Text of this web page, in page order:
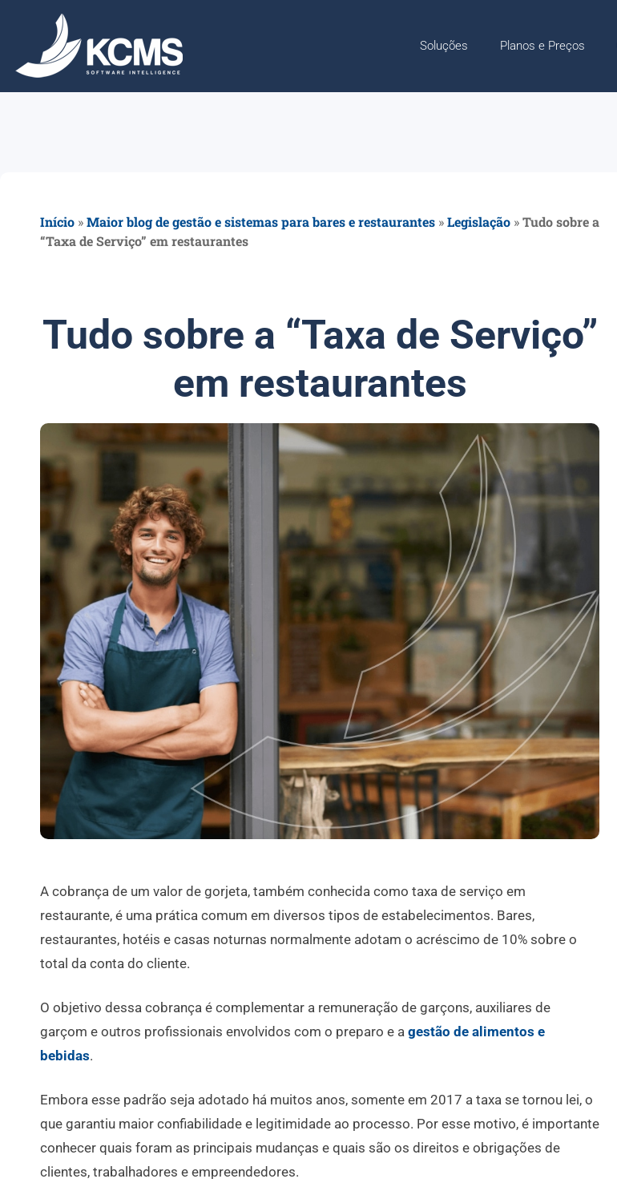
Soluções Planos e Preços
Início »Maior blog de gestão e sistemas para bares e restaurantes »Legislação »Tudo sobre a
“Taxa de Serviço” em restaurantes
Tudo sobre a “Taxa de Serviço”
em restaurantes
A cobrança de um valor de gorjeta, também conhecida como taxa de serviço em
restaurante, é uma prática comum em diversos tipos de estabelecimentos. Bares,
restaurantes, hotéis e casas noturnas normalmente adotam o acréscimo de 10% sobre o
total da conta do cliente.
O objetivo dessa cobrança é complementar a remuneração de garçons, auxiliares de
garçom e outros profissionais envolvidos com o preparo e a gestão de alimentos e
bebidas.
Embora esse padrão seja adotado há muitos anos, somente em 2017 a taxa se tornou lei, o
que garantiu maior confiabilidade e legitimidade ao processo. Por esse motivo, é importante
conhecer quais foram as principais mudanças e quais são os direitos e obrigações de
clientes, trabalhadores e empreendedores.